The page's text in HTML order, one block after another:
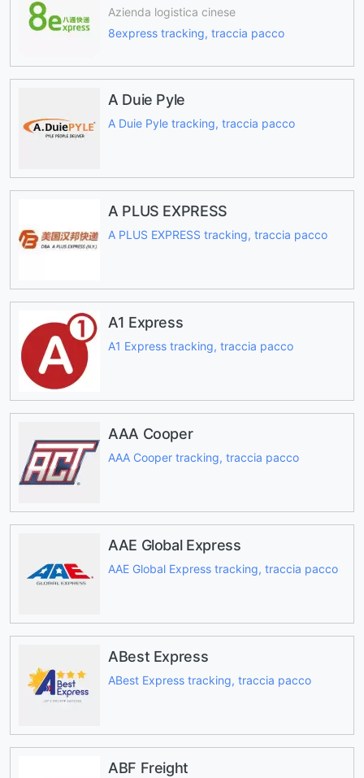
Azienda logistica cinese
8express tracking, traccia pacco
A Duie Pyle
A Duie Pyle tracking, traccia pacco
A PLUS EXPRESS
A PLUS EXPRESS tracking, traccia pacco
A1 Express
A1 Express tracking, traccia pacco
AAA Cooper
AAA Cooper tracking, traccia pacco
AAE Global Express
AAE Global Express tracking, traccia pacco
ABest Express
ABest Express tracking, traccia pacco
ABF Freight